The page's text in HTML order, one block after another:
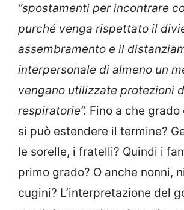
“spostamenti per incontrare
purché venga rispettato il
assembramento e il
interpersonale di almeno un
vengano utilizzate protezioni
respiratorie”. Fino a che
si può estendere il termine?
le sorelle, i fratelli? Quindi i
primo grado? O anche nonni,
cugini? L’interpretazione del